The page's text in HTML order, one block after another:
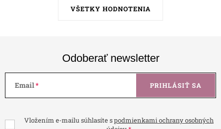
VŠETKY HODNOTENIA
Odoberať newsletter
Email
Vložením e-mailu súhlasíte spodmienkami ochrany osobných
PRIHLÁSIŤ SA